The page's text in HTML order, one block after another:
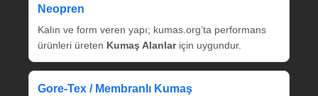
Neopren
Kalın ve form veren yapı; kumas.org’ta performans
ürünleri üreten Kumaş Alanlariçin uygundur.
Gore‑Tex / Membranlı Kumaş